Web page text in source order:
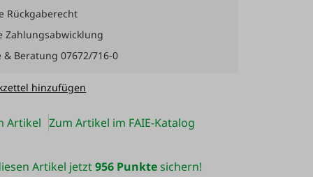
Rückgaberecht
Zahlungsabwicklung
& Beratung 07672/716-0
hinzufügen
Artikel Zum Artikel im FAIE-Katalog
Artikel jetzt956 Punktesichern!